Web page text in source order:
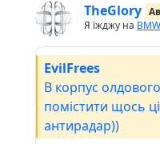
TheGlory
Я їжджу на
EvilFrees
В корпус
помістити щось
антирадар))